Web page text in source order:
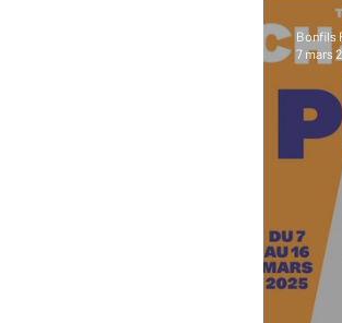
Événement
Offre
Bonfils
7 mars